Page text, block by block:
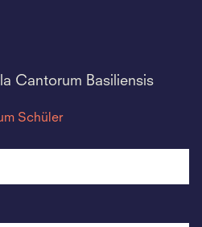
Cantorum Basiliensis
Schüler